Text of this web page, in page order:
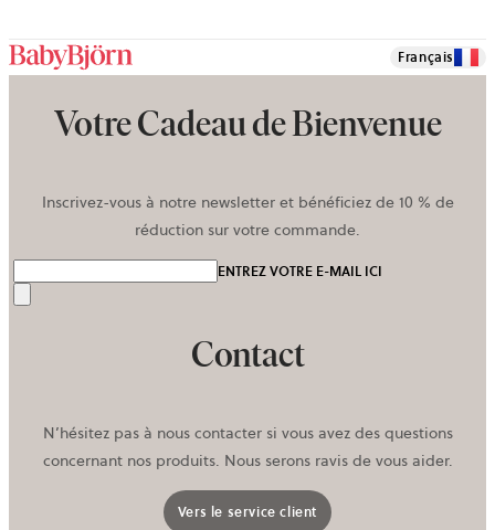
Français
Votre Cadeau de Bienvenue
Inscrivez-vous à notre newsletter et bénéficiez de 10 % de
réduction sur votre commande.
ENTREZ VOTRE E-MAIL ICI
Contact
N’hésitez pas à nous contacter si vous avez des questions
concernant nos produits. Nous serons ravis de vous aider.
Vers le service client